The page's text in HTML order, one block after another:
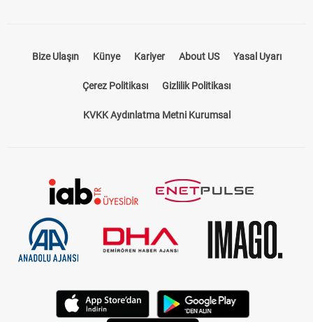
Bize Ulaşın Künye Kariyer About US Yasal Uyarı
Çerez Politikası Gizlilik Politikası
KVKK Aydınlatma Metni Kurumsal